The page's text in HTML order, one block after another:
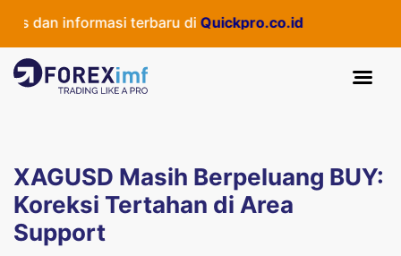
dan informasi terbaru diQuickpro.co.id
XAGUSD Masih Berpeluang BUY:
Koreksi Tertahan di Area
Support